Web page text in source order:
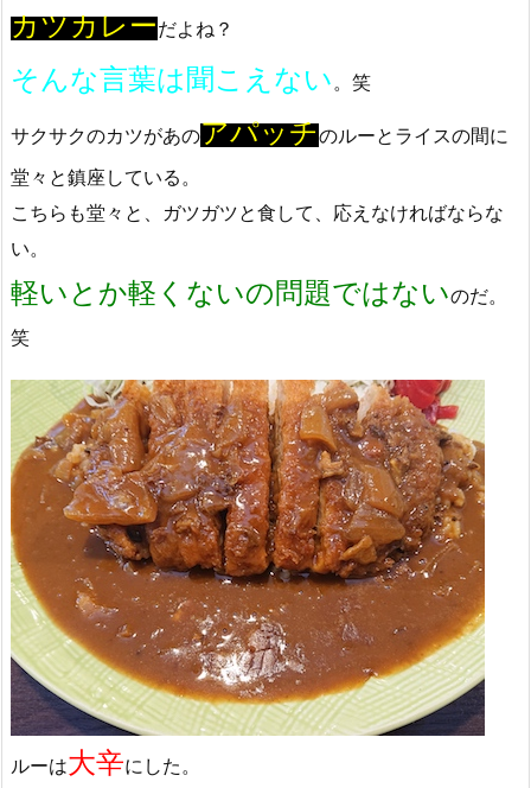
カツカレーだよね？
そんな言葉は聞こえない 。笑
サクサクのカツがあのアパッチのルーとライスの間に
堂々と鎮座している。
こちらも堂々と、ガツガツと食して、応えなければならな
い。
軽いとか軽くないの問題ではないのだ。
笑
ルーは大辛にした。